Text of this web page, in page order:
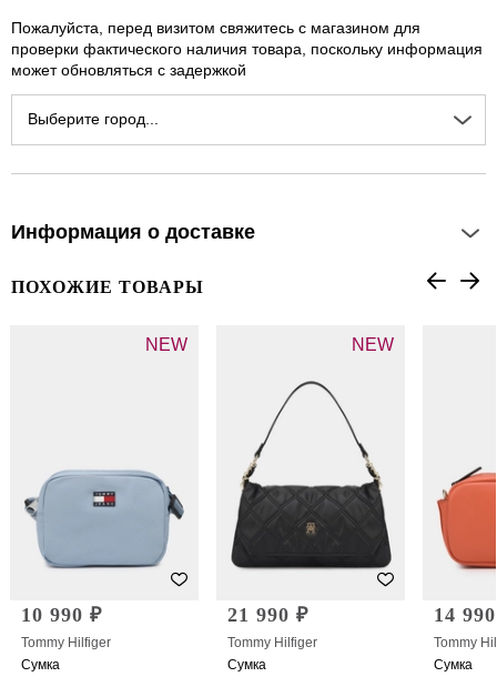
Пожалуйста, перед визитом свяжитесь с магазином для
проверки фактического наличия товара, поскольку информация
может обновляться с задержкой
Выберите город...
Информация о доставке
ПОХОЖИЕ ТОВАРЫ
NEW
10 990 ₽
Tommy Hilfiger
Сумка
NEW
21 990 ₽
Tommy Hilfiger
Сумка
14
Tommy
Сумка